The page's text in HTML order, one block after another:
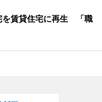
を賃貸住宅に再生 「職